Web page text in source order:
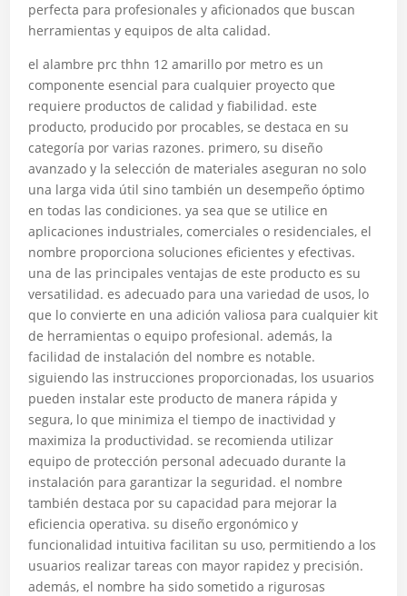
perfecta para profesionales y aficionados que buscan
herramientas y equipos de alta calidad.
el alambre prc thhn 12 amarillo por metro es un
componente esencial para cualquier proyecto que
requiere productos de calidad y fiabilidad. este
producto, producido por procables, se destaca en su
categoría por varias razones. primero, su diseño
avanzado y la selección de materiales aseguran no solo
una larga vida útil sino también un desempeño óptimo
en todas las condiciones. ya sea que se utilice en
aplicaciones industriales, comerciales o residenciales, el
nombre proporciona soluciones eficientes y efectivas.
una de las principales ventajas de este producto es su
versatilidad. es adecuado para una variedad de usos, lo
que lo convierte en una adición valiosa para cualquier kit
de herramientas o equipo profesional. además, la
facilidad de instalación del nombre es notable.
siguiendo las instrucciones proporcionadas, los usuarios
pueden instalar este producto de manera rápida y
segura, lo que minimiza el tiempo de inactividad y
maximiza la productividad. se recomienda utilizar
equipo de protección personal adecuado durante la
instalación para garantizar la seguridad. el nombre
también destaca por su capacidad para mejorar la
eficiencia operativa. su diseño ergonómico y
funcionalidad intuitiva facilitan su uso, permitiendo a los
usuarios realizar tareas con mayor rapidez y precisión.
además, el nombre ha sido sometido a rigurosas